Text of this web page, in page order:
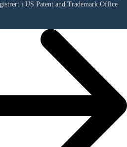
i US Patent and Trademark Office